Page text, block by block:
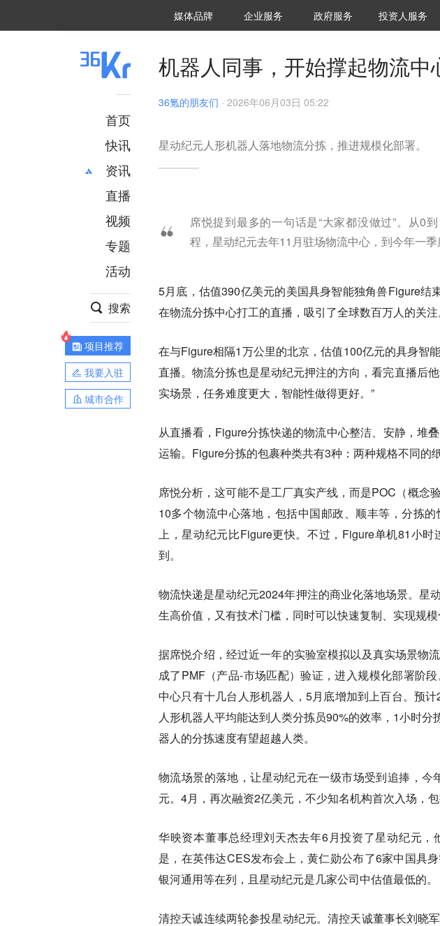
媒体品牌 36Kr研究院
企业服务 城市之窗
政府服务 VClub投资机构库
投资机构职位推介
投资人服务
首页
快讯
资讯
推荐
财经
项目推荐
安徽
直播
视频
专题
活动
搜索
项目推荐
我要入驻
城市合作
机器人同事，开始撑起物流中
36氪的朋友们 · 2026年06月03日 05:22
星动纪元人形机器人落地物流分拣，推进规模化部署。
席悦提到最多的一句话是“大家都没做过”。从0
程，星动纪元去年11月驻场物流中心，到今年一季
5月底，估值390亿美元的美国具身智能独角兽Figure结
在物流分拣中心打工的直播，吸引了全球数百万人的关注
在与Figure相隔1万公里的北京，估值100亿元的具身智
直播。物流分拣也是星动纪元押注的方向，看完直播后
实场景，任务难度更大，智能性做得更好。”
从直播看，Figure分拣快递的物流中心整洁、安静，堆
运输。Figure分拣的包裹种类共有3种：两种规格不同的
席悦分析，这可能不是工厂真实产线，而是POC（概念
10多个物流中心落地，包括中国邮政、顺丰等，分拣
上，星动纪元比Figure更快。不过，Figure单机81小
到。
物流快递是星动纪元2024年押注的商业化落地场景。星
生高价值，又有技术门槛，同时可以快速复制、实现规模
据席悦介绍，经过近一年的实验室模拟以及真实场景物
成了PMF（产品-市场匹配）验证，进入规模化部署阶
中心只有十几台人形机器人，5月底增加到上百台。预
人形机器人平均能达到人类分拣员90%的效率，1小时
器人的分拣速度有望超越人类。
物流场景的落地，让星动纪元在一级市场受到追捧，
元。4月，再次融资2亿美元，不少知名机构首次入场，包
华映资本董事总经理刘天杰去年6月投资了星动纪元
是，在英伟达CES发布会上，黄仁勋公布了6家中国具
银河通用等在列，且星动纪元是几家公司中估值最低的。
清控天诚连续两轮参投星动纪元。清控天诚董事长刘晓